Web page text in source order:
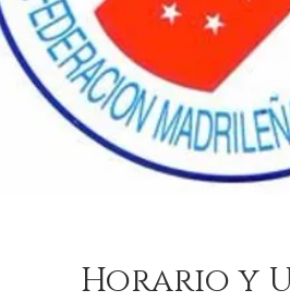
Horario y